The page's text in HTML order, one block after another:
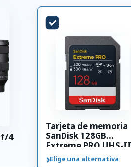
f/4
Tarjeta de memoria
SanDisk 128GB
Extreme PRO UHS-II
SDXC 300 MB/s
›Elige una alternativa